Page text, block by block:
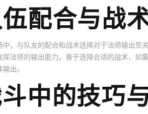
配合与战
中，与队友的配合和战术选择对于法师输出至
挥法师的输出能力。善于选择合适的战术，如
出。
中的技巧